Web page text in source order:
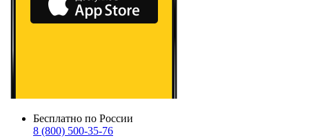
Бесплатно по России
8 (800) 500-35-76